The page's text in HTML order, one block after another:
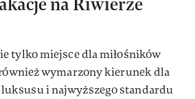
tylko miejsce dla miłośników
wymarzony kierunek dla
i najwyższego standardu